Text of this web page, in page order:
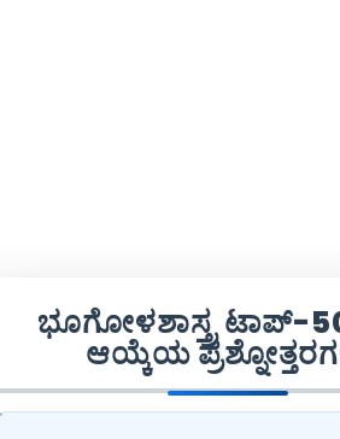
ಭೂಗೋಳಶಾಸ್ತ್ರ ಟಾಪ್-
ಆಯ್ಕೆಯ